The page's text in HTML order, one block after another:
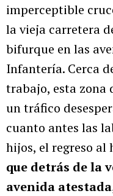
imperceptible
la vieja carretera
bifurque en las
Infantería. Cerca
trabajo, esta zona
un tráfico
cuanto antes las
hijos, el regreso al
que detrás de la
avenida